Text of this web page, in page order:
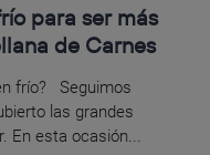
para ser más
de Carnes
frío? Seguimos
las grandes
En esta ocasión...